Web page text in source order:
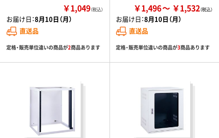
￥1,049（税込）
お届け日：8月10日（月）
直送品
定格・販売単位違いの商品が2商品あります
￥1,496 ￥1,532
お届け日：8月10日（月）
直送品
定格・販売単位違いの商品が3商品あります